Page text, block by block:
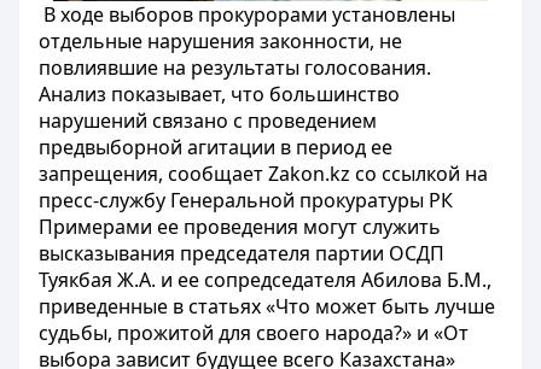
В ходе выборов прокурорами установлены
отдельные нарушения законности, не
повлиявшие на результаты голосования.
Анализ показывает, что большинство
нарушений связано с проведением
предвыборной агитации в период ее
запрещения, сообщает Zakon.kz со ссылкой на
пресс-службу Генеральной прокуратуры РК
Примерами ее проведения могут служить
высказывания председателя партии ОСДП
Туякбая Ж.А. и ее сопредседателя Абилова Б.М.,
приведенные в статьях «Что может быть лучше
судьбы, прожитой для своего народа?» и «От
выбора зависит будущее всего Казахстана»